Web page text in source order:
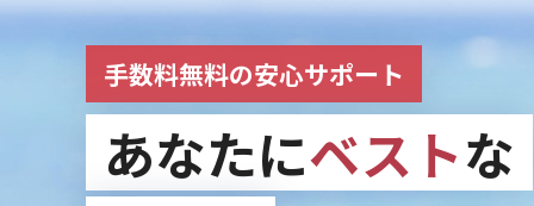
手数料無料の安心サポート
あなたにベストな